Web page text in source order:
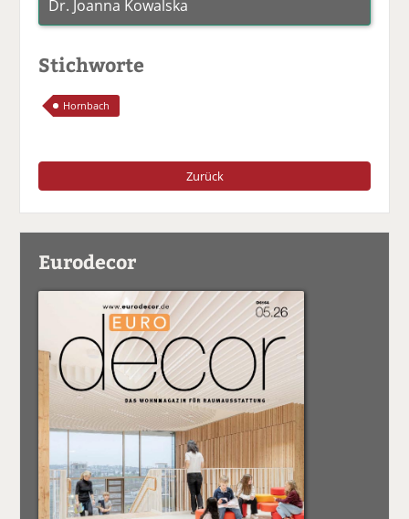
Dr. Joanna Kowalska
Stichworte
Hornbach
Zurück
Eurodecor